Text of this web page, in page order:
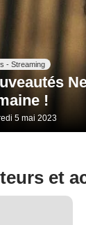
- Streaming
!
5 mai 2023
et